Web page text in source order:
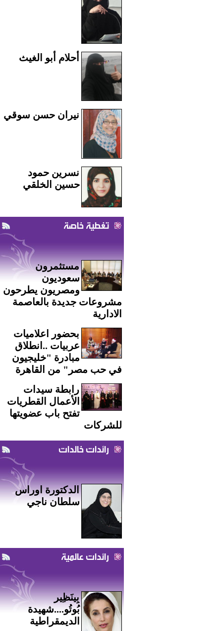
أحلام أبو الغيث
نيران حسن سوقي
نسرين حمود
حسين الخلقي
تغطية خاصة
مستثمرون
سعوديون
ومصريون يطرحون
مشروعات جديدة بالعاصمة
الادارية
بحضور اعلاميات
عربيات ..انطلاق
مبادرة "خليجيون
في حب مصر" من القاهرة
رابطة سيدات
الأعمال القطريات
تفتح باب عضويتها
للشركات
رائدات خالدات
الدكتورة اوراس
سلطان ناجي
رائدات عالمية
بِينَظِير
بُوتُو....شهيدة
الديمقراطية